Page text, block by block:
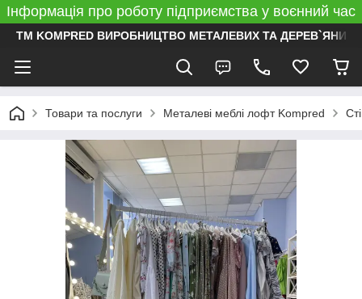
Інформація про роботу підприємства у воєнний час
ТМ KOMPRED ВИРОБНИЦТВО МЕТАЛЕВИХ ТА ДЕРЕВ`ЯНИХ
Товари та послуги Металеві меблі лофт Kompred